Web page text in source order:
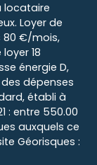
locataire
Loyer de
80 €/mois,
18
énergie D,
dépenses
établi à
: entre 550.00
auxquels ce
Géorisques :